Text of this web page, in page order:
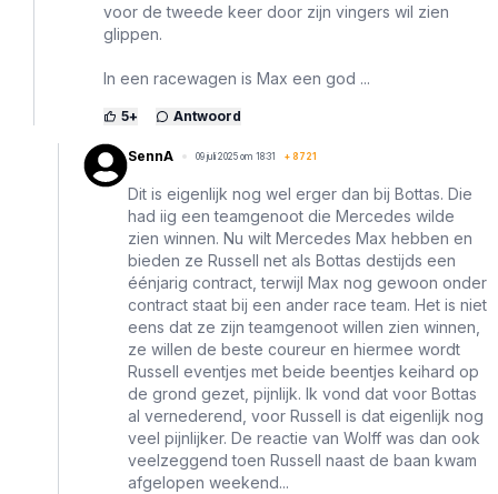
voor de tweede keer door zijn vingers wil zien
glippen.
In een racewagen is Max een god ...
5+ Antwoord
SennA 09 juli 2025 om 18:31 + 8721
Dit is eigenlijk nog wel erger dan bij Bottas. Die
had iig een teamgenoot die Mercedes wilde
zien winnen. Nu wilt Mercedes Max hebben en
bieden ze Russell net als Bottas destijds een
éénjarig contract, terwijl Max nog gewoon onder
contract staat bij een ander race team. Het is niet
eens dat ze zijn teamgenoot willen zien winnen,
ze willen de beste coureur en hiermee wordt
Russell eventjes met beide beentjes keihard op
de grond gezet, pijnlijk. Ik vond dat voor Bottas
al vernederend, voor Russell is dat eigenlijk nog
veel pijnlijker. De reactie van Wolff was dan ook
veelzeggend toen Russell naast de baan kwam
afgelopen weekend...